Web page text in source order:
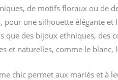
de motifs floraux ou de
pour une silhouette élégante et
que des bijoux ethniques, des
et naturelles, comme le blanc,
chic permet aux mariés et à